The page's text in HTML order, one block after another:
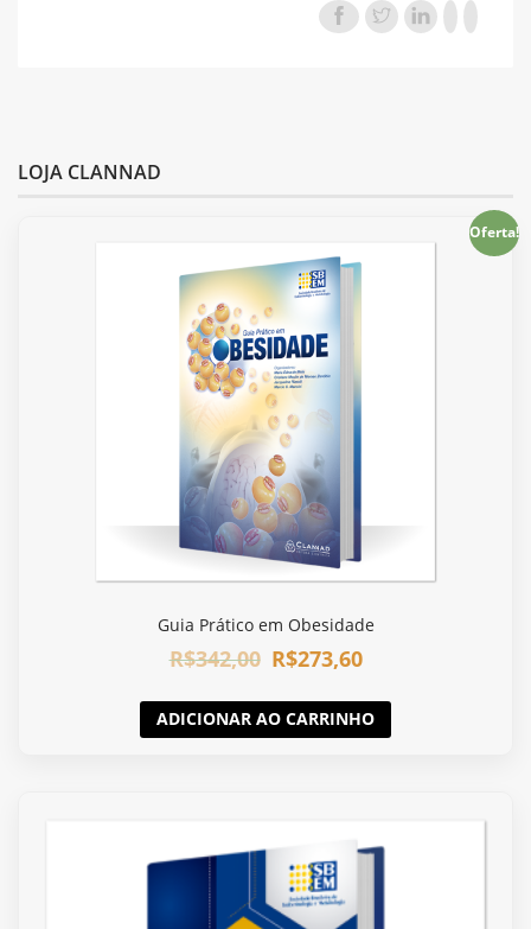
LOJA CLANNAD
Oferta!
Guia Prático em Obesidade
R$342,00 R$273,60
ADICIONAR AO CARRINHO